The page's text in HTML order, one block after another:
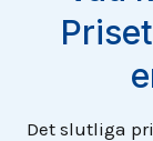
Det slutliga